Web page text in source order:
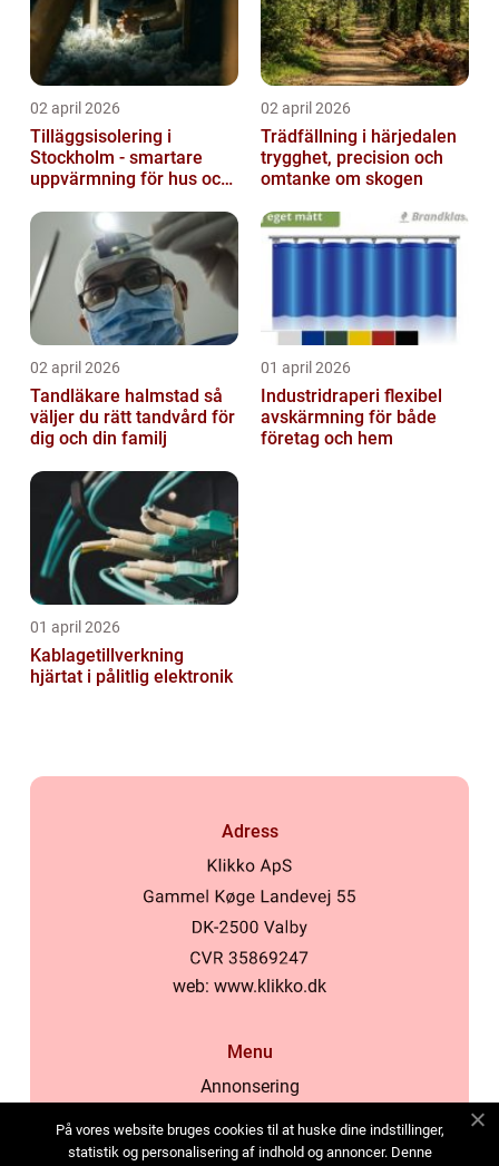
02 april 2026
Tilläggsisolering i
Stockholm - smartare
uppvärmning för hus och
02 april 2026
Trädfällning i härjedalen
trygghet, precision och
omtanke om skogen
02 april 2026
Tandläkare halmstad så
väljer du rätt tandvård för
dig och din familj
01 april 2026
Industridraperi flexibel
avskärmning för både
företag och hem
01 april 2026
Kablagetillverkning
hjärtat i pålitlig elektronik
Adress
web: www.klikko.dk
Menu
Annonsering
Cookies
På vores website bruges cookies til at huske dine indstillinger,
statistik og personalisering af indhold og annoncer. Denne